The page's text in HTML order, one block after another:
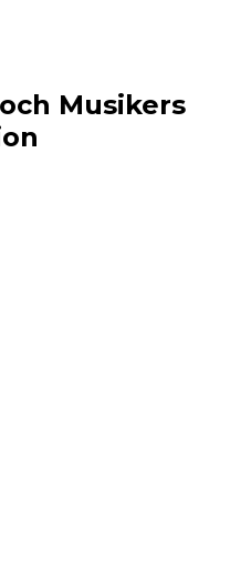
Musikers